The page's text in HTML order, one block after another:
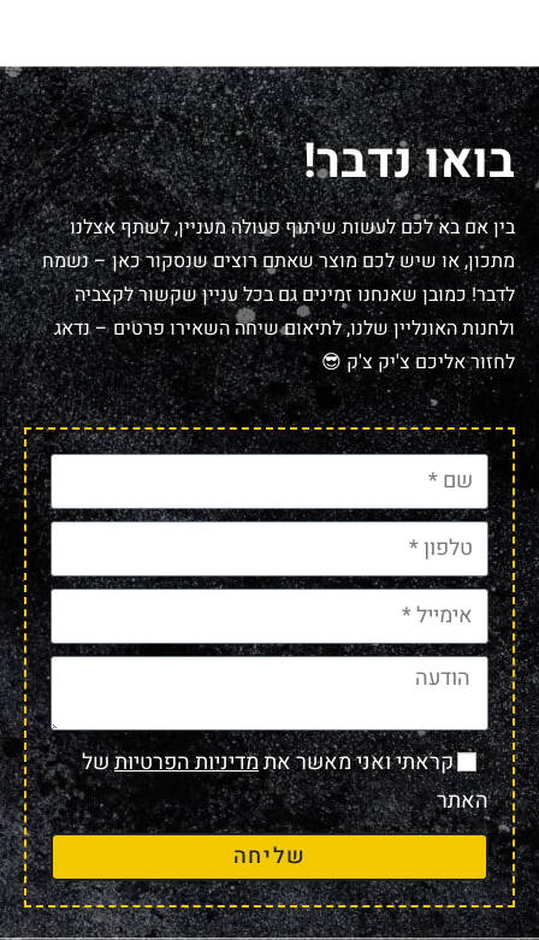
בואו נדבר!
בין אם בא לכם לעשות שיתוף פעולה מעניין, לשתף אצלנו
מתכון, או שיש לכם מוצר שאתם רוצים שנסקור כאן – נשמח
לדבר! כמובן שאנחנו זמינים גם בכל עניין שקשור לקצביה
ולחנות האונליין שלנו, לתיאום שיחה השאירו פרטים – נדאג
לחזור אליכם צ'יק צ'ק 😎
קראתי ואני מאשר אתמדיניות הפרטיותשל
האתר
שליחה